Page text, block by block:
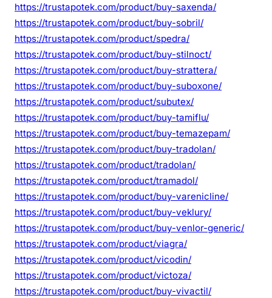
https://trustapotek.com/product/buy-saxenda/
https://trustapotek.com/product/buy-sobril/
https://trustapotek.com/product/spedra/
https://trustapotek.com/product/buy-stilnoct/
https://trustapotek.com/product/buy-strattera/
https://trustapotek.com/product/buy-suboxone/
https://trustapotek.com/product/subutex/
https://trustapotek.com/product/buy-tamiflu/
https://trustapotek.com/product/buy-temazepam/
https://trustapotek.com/product/buy-tradolan/
https://trustapotek.com/product/tradolan/
https://trustapotek.com/product/tramadol/
https://trustapotek.com/product/buy-varenicline/
https://trustapotek.com/product/buy-veklury/
https://trustapotek.com/product/buy-venlor-generic/
https://trustapotek.com/product/viagra/
https://trustapotek.com/product/vicodin/
https://trustapotek.com/product/victoza/
https://trustapotek.com/product/buy-vivactil/